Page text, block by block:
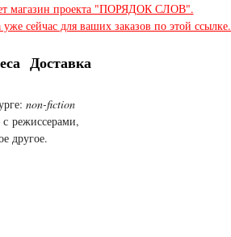
магазин проекта "ПОРЯДОК СЛОВ".
сейчас для ваших заказов по этой ссылке.
Доставка
non-fiction
режиссерами,
другое.